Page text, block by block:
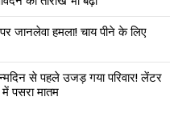
पर जानलेवा हमला! चाय पीने के लिए
से पहले उजड़ गया परिवार! लेंटर
पसरा मातम